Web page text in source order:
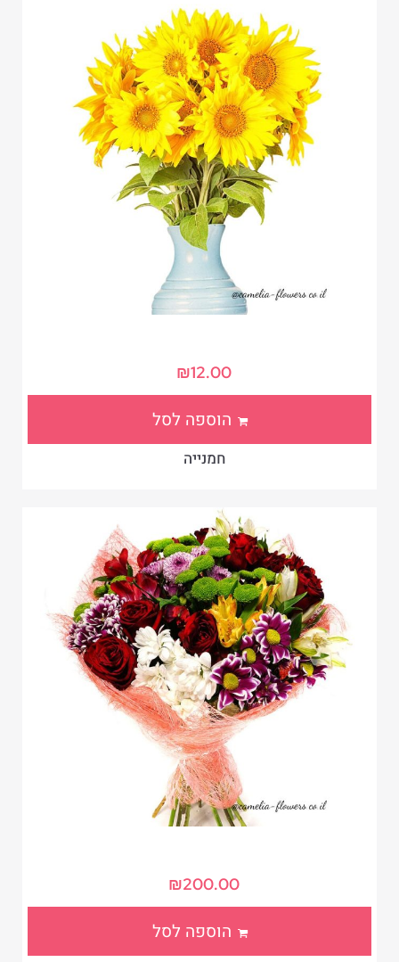
חמנייה
₪12.00
הוספה לסל
₪200.00
הוספה לסל